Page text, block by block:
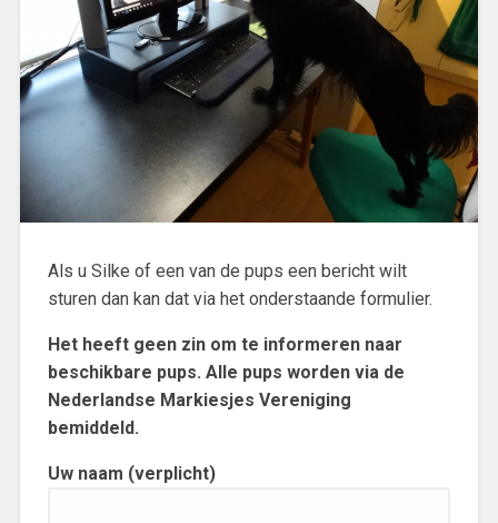
Als u Silke of een van de pups een bericht wilt
sturen dan kan dat via het onderstaande formulier.
Het heeft geen zin om te informeren naar
beschikbare pups. Alle pups worden via de
Nederlandse Markiesjes Vereniging
bemiddeld.
Uw naam (verplicht)